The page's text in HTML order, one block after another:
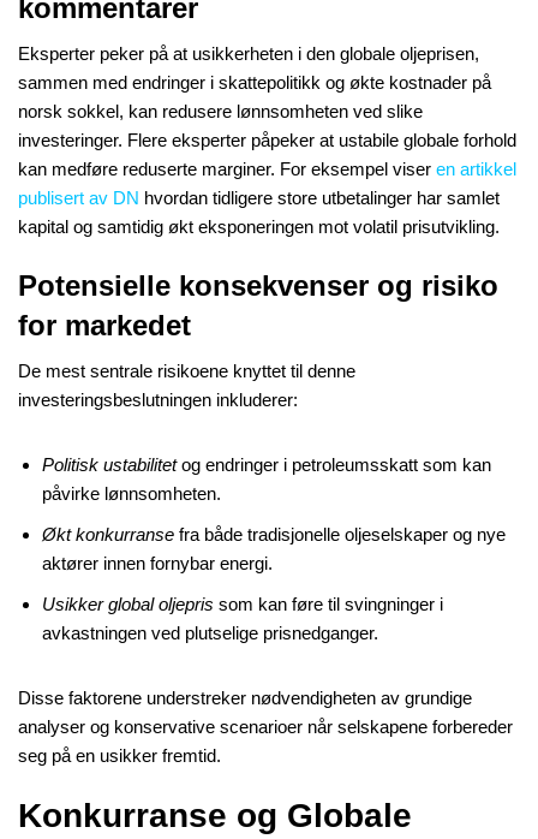
kommentarer
Eksperter peker på at usikkerheten i den globale oljeprisen,
sammen med endringer i skattepolitikk og økte kostnader på
norsk sokkel, kan redusere lønnsomheten ved slike
investeringer. Flere eksperter påpeker at ustabile globale forhold
kan medføre reduserte marginer. For eksempel viser en artikkel
publisert av DN hvordan tidligere store utbetalinger har samlet
kapital og samtidig økt eksponeringen mot volatil prisutvikling.
Potensielle konsekvenser og risiko
for markedet
De mest sentrale risikoene knyttet til denne
investeringsbeslutningen inkluderer:
Politisk ustabilitetog endringer i petroleumsskatt som kan
påvirke lønnsomheten.
Økt konkurranse fra både tradisjonelle oljeselskaper og nye
aktører innen fornybar energi.
Usikker global oljepris som kan føre til svingninger i
avkastningen ved plutselige prisnedganger.
Disse faktorene understreker nødvendigheten av grundige
analyser og konservative scenarioer når selskapene forbereder
seg på en usikker fremtid.
Konkurranse og Globale